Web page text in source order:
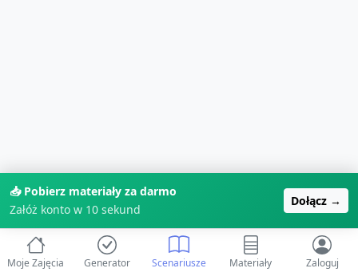
📥 Pobierz materiały za darmo
Załóż konto w 10 sekund
Dołącz →
Moje Zajęcia Generator Scenariusze Materiały Zaloguj